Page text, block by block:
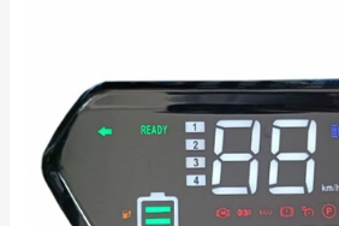
72V
za
električni